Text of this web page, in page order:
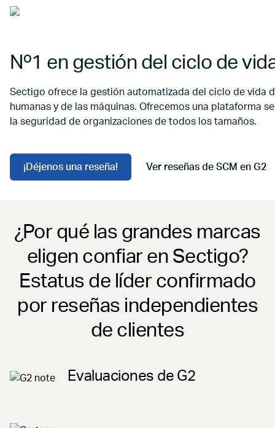
Nº1 en gestión del ciclo de
Sectigo ofrece la gestión automatizada del ciclo de vida
humanas y de las máquinas. Ofrecemos una plataforma
la seguridad de organizaciones de todos los tamaños.
¡Déjenos una reseña! Ver reseñas de SCM en G2
Ir a Ver reseñas de SCM en
¿Por qué las grandes marcas
eligen confiar en Sectigo?
Estatus de líder confirmado
por reseñas independientes
de clientes
Evaluaciones de G2